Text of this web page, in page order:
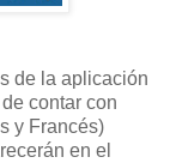
de la aplicación
contar con
y Francés)
en el